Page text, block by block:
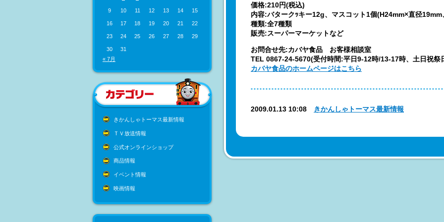
9 10 11 12 13 14 15
16 17 18 19 20 21 22
23 24 25 26 27 28 29
30
31
« 7月
きかんしゃトーマス最新情報
ＴＶ放送情報
公式オンラインショップ
商品情報
イベント情報
映画情報
価格:210円(税込)
内容:バタークｯキー12g、マスコット1個(H24mm×直径
種類:全7種類
販売:スーパーマーケットなど
お問合せ先:カバヤ食品 お客様相談室
TEL 0867-24-5670(受付時間:平日9-12時/13-17時、土日祝祭
カバヤ食品のホームページはこちら
2009.01.13 10:08 きかんしゃトーマス最新情報